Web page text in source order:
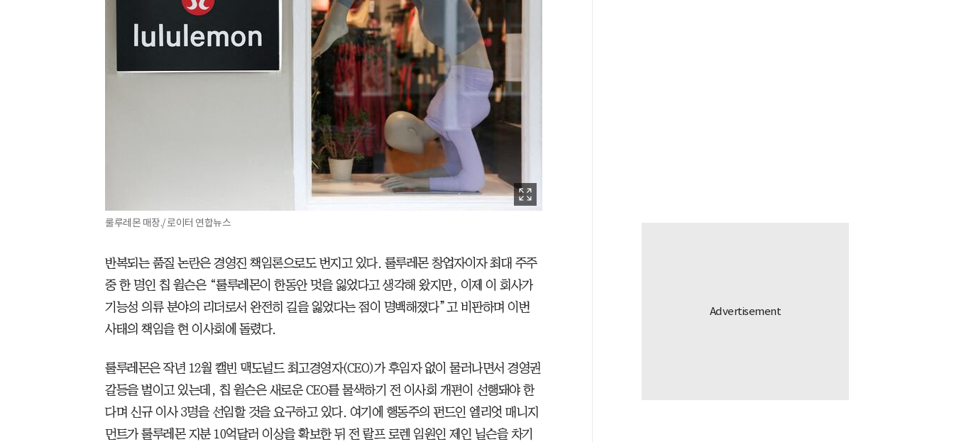
룰루레몬 매장./ 로이터 연합뉴스
반복되는 품질 논란은 경영진 책임론으로도 번지고 있다. 룰루레몬 창업자이자 최대 주주
중 한 명인 칩 윌슨은 “룰루레몬이 한동안 멋을 잃었다고 생각해 왔지만, 이제 이 회사가
기능성 의류 분야의 리더로서 완전히 길을 잃었다는 점이 명백해졌다”고 비판하며 이번
사태의 책임을 현 이사회에 돌렸다.
룰루레몬은 작년 12월 캘빈 맥도널드 최고경영자(CEO)가 후임자 없이 물러나면서 경영권
갈등을 벌이고 있는데, 칩 윌슨은 새로운 CEO를 물색하기 전 이사회 개편이 선행돼야 한
다며 신규 이사 3명을 선임할 것을 요구하고 있다. 여기에 행동주의 펀드인 엘리엇 매니지
먼트가 룰루레몬 지분 10억달러 이상을 확보한 뒤 전 랄프 로렌 임원인 제인 닐슨을 차기